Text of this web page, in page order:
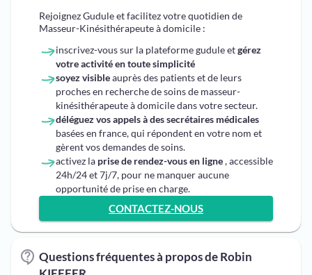
Rejoignez Gudule et facilitez votre quotidien de
Masseur-Kinésithérapeute à domicile :
inscrivez-vous sur la plateforme gudule etgérez
votre activité en toute simplicité
soyez visibleauprès des patients et de leurs
proches en recherche de soins de masseur-
kinésithérapeute à domicile dans votre secteur.
déléguez vos appels à des secrétaires médicales
basées en france, qui répondent en votre nom et
gèrent vos demandes de soins.
activez la prise de rendez-vous en ligne, accessible
24h/24 et 7j/7, pour ne manquer aucune
opportunité de prise en charge.
CONTACTEZ-NOUS
Questions fréquentes à propos de Robin